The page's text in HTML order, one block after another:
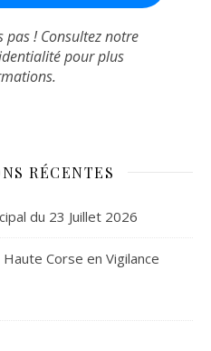
! Consultez notre
pour plus
RÉCENTES
du 23 Juillet 2026
Corse en Vigilance